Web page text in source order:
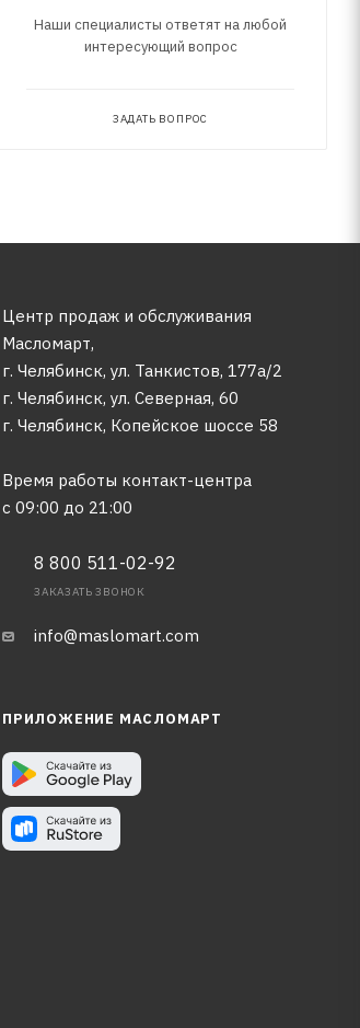
Наши специалисты ответят на любой
интересующий вопрос
ЗАДАТЬ ВОПРОС
Центр продаж и обслуживания
Масломарт,
г. Челябинск, ул. Танкистов, 177а/2
г. Челябинск, ул. Северная, 60
г. Челябинск, Копейское шоссе 58
Время работы контакт-центра
с 09:00 до 21:00
8 800 511-02-92
ЗАКАЗАТЬ ЗВОНОК
info@maslomart.com
ПРИЛОЖЕНИЕ МАСЛОМАРТ